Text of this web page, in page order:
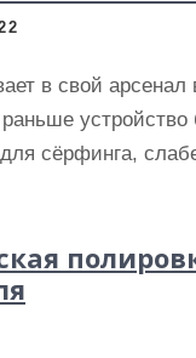
в свой
устройство
сёрфинга,